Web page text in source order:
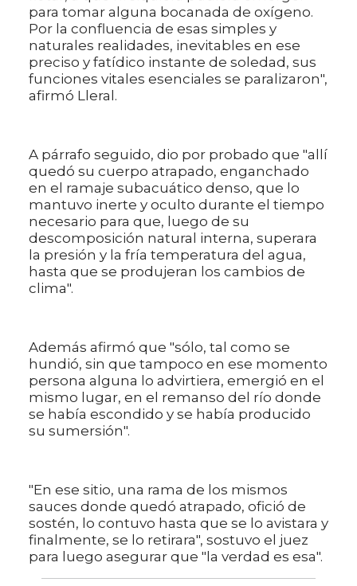
para tomar alguna bocanada de oxígeno.
Por la confluencia de esas simples y
naturales realidades, inevitables en ese
preciso y fatídico instante de soledad, sus
funciones vitales esenciales se paralizaron",
afirmó Lleral.
A párrafo seguido, dio por probado que "allí
quedó su cuerpo atrapado, enganchado
en el ramaje subacuático denso, que lo
mantuvo inerte y oculto durante el tiempo
necesario para que, luego de su
descomposición natural interna, superara
la presión y la fría temperatura del agua,
hasta que se produjeran los cambios de
clima".
Además afirmó que "sólo, tal como se
hundió, sin que tampoco en ese momento
persona alguna lo advirtiera, emergió en el
mismo lugar, en el remanso del río donde
se había escondido y se había producido
su sumersión".
"En ese sitio, una rama de los mismos
sauces donde quedó atrapado, ofició de
sostén, lo contuvo hasta que se lo avistara y
finalmente, se lo retirara", sostuvo el juez
para luego asegurar que "la verdad es esa".